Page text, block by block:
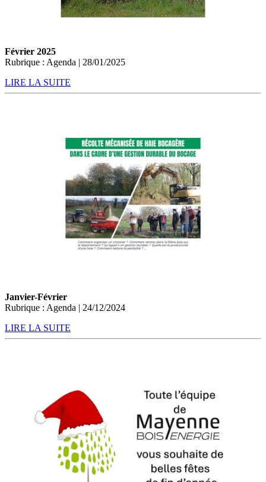
Février 2025
Rubrique : Agenda | 28/01/2025
LIRE LA SUITE
Janvier-Février
Rubrique : Agenda | 24/12/2024
LIRE LA SUITE